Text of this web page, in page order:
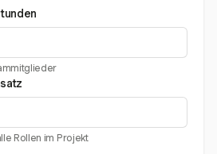
Rollen im Projekt